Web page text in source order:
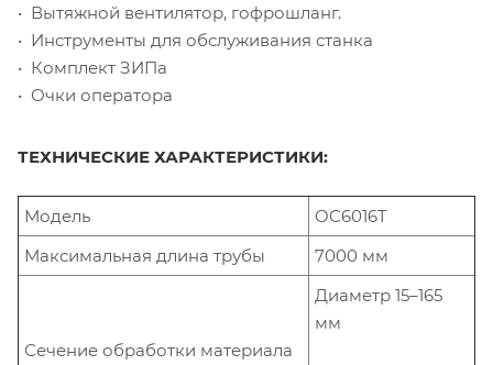
• Вытяжной вентилятор, гофрошланг.
• Инструменты для обслуживания станка
• Комплект ЗИПа
• Очки оператора
ТЕХНИЧЕСКИЕ ХАРАКТЕРИСТИКИ:
Модель
OC6016T
Максимальная длина трубы
7000 мм
Сечение обработки материала
Диаметр 15–165
мм